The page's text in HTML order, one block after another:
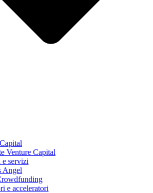
Venture Capital
servizi
Angel
e acceleratori